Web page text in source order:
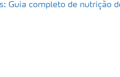
Guia completo de nutrição